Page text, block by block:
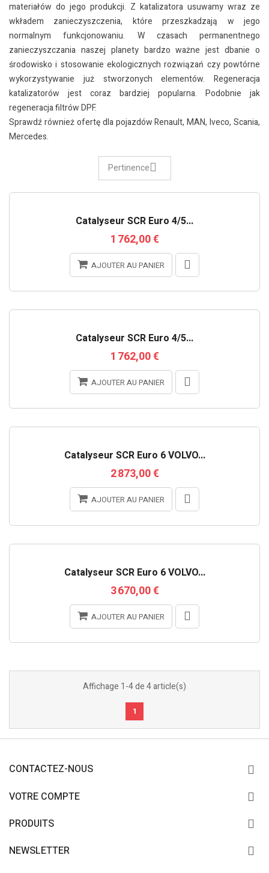
materiałów do jego produkcji. Z katalizatora usuwamy wraz ze
wkładem zanieczyszczenia, które przeszkadzają w jego
normalnym funkcjonowaniu. W czasach permanentnego
zanieczyszczania naszej planety bardzo ważne jest dbanie o
środowisko i stosowanie ekologicznych rozwiązań czy powtórne
wykorzystywanie już stworzonych elementów. Regeneracja
katalizatorów jest coraz bardziej popularna. Podobnie jak
regeneracja filtrów DPF.
Sprawdź również ofertę dla pojazdów Renault, MAN, Iveco, Scania,
Mercedes.
Pertinence
Catalyseur SCR Euro 4/5...
1 762,00 €
AJOUTER AU PANIER
Catalyseur SCR Euro 4/5...
1 762,00 €
AJOUTER AU PANIER
Catalyseur SCR Euro 6 VOLVO...
2 873,00 €
AJOUTER AU PANIER
Catalyseur SCR Euro 6 VOLVO...
3 670,00 €
AJOUTER AU PANIER
Affichage 1-4 de 4 article(s)
1
CONTACTEZ-NOUS
VOTRE COMPTE
PRODUITS
NEWSLETTER